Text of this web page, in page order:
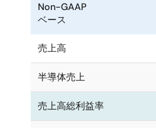
Non-GAAP
ベース
売上高
半導体売上
売上高総利益率